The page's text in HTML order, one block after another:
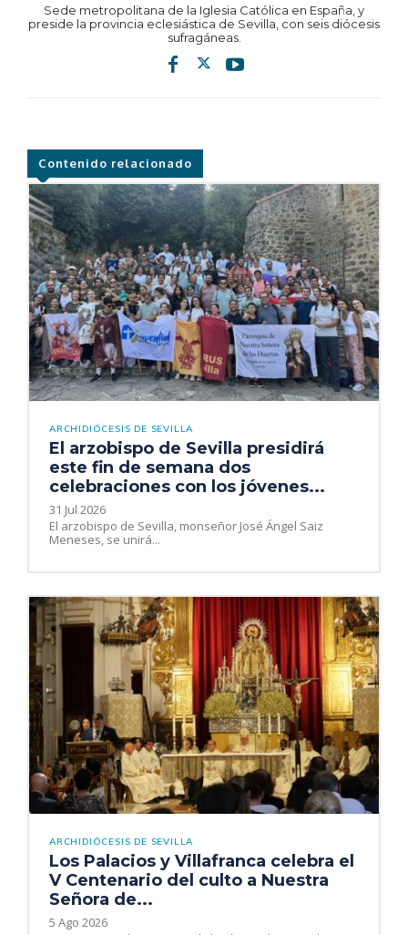
Sede metropolitana de la Iglesia Católica en España, y
preside la provincia eclesiástica de Sevilla, con seis diócesis
sufragáneas.
Contenido relacionado
ARCHIDIÓCESIS DE SEVILLA
El arzobispo de Sevilla presidirá
este fin de semana dos
celebraciones con los jóvenes...
31 Jul 2026
El arzobispo de Sevilla, monseñor José Ángel Saiz
Meneses, se unirá...
ARCHIDIÓCESIS DE SEVILLA
Los Palacios y Villafranca celebra el
V Centenario del culto a Nuestra
Señora de...
5 Ago 2026